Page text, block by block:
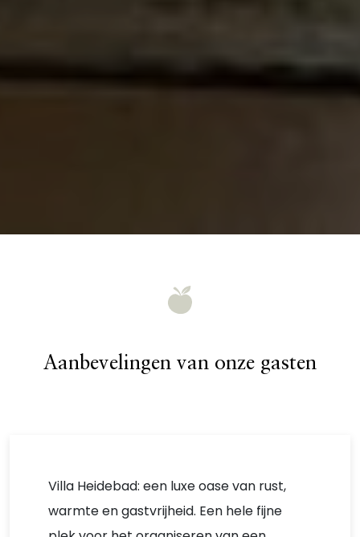
Aanbevelingen van onze gasten
Villa Heidebad: een luxe oase van rust,
warmte en gastvrijheid. Een hele fijne